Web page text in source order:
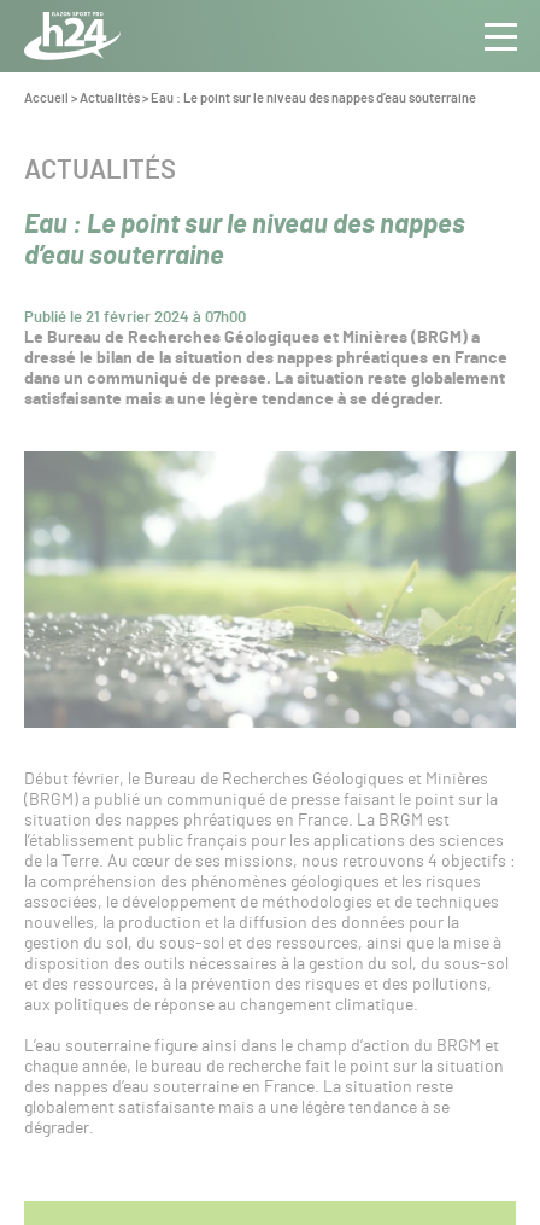
Panneau de gestion des cookies
Aller au contenu
Toute
l’info
Pro
Vous
Accueil >Actualités> Eau : Le point sur le niveau des nappes d’eau souterraine
Eau : Le point sur le niveau des nappes
d’eau souterraine
Publié le 21 février 2024 à 07h00
CATÉGORIE :
ACTUALITÉS
Le Bureau de Recherches Géologiques et Minières (BRGM) a
dressé le bilan de la situation des nappes phréatiques en France
dans un communiqué de presse. La situation reste globalement
satisfaisante mais a une légère tendance à se dégrader.
Début février, le Bureau de Recherches Géologiques et Minières
(BRGM) a publié un communiqué de presse faisant le point sur la
situation des nappes phréatiques en France. La BRGM est
l’établissement public français pour les applications des sciences
de la Terre. Au cœur de ses missions, nous retrouvons 4 objectifs :
la compréhension des phénomènes géologiques et les risques
associées, le développement de méthodologies et de techniques
nouvelles, la production et la diffusion des données pour la
gestion du sol, du sous-sol et des ressources, ainsi que la mise à
disposition des outils nécessaires à la gestion du sol, du sous-sol
et des ressources, à la prévention des risques et des pollutions,
aux politiques de réponse au changement climatique.
L’eau souterraine figure ainsi dans le champ d’action du BRGM et
chaque année, le bureau de recherche fait le point sur la situation
des nappes d’eau souterraine en France. La situation reste
globalement satisfaisante mais a une légère tendance à se
dégrader.